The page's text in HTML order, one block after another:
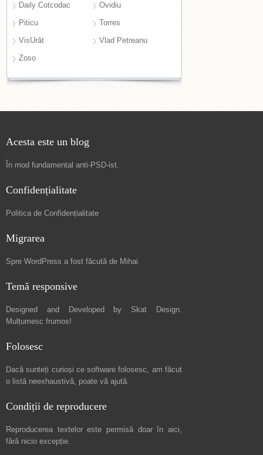
Daily Cotcodac
Ovidiu
Piticu
Torres
VisUrât
Vlad Petreanu
Zoso
Acesta este un blog
În mod fundamental anti-PSD-ist.
Confidențialitate
Politica de Confidențialitate
Migrarea
Spre WordPress a fost făcută de Mihai.
Temă responsive
Designed and Developed by Skat Design.
Mulțumesc frumos!
Folosesc
Dacă sunteți curioși ce software folosesc, am făcut
o listă neexhaustivă, poate vă ajută.
Condiții de reproducere
Reproducerea textelor este permisă doar în aici,
fără nicio excepție.